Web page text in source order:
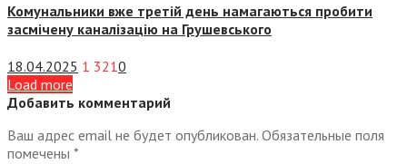
Комунальники вже третій день намагаються пробити
засмічену каналізацію на Грушевського
18.04.2025 1 3210
Load more
Добавить комментарий
Ваш адрес email не будет опубликован. Обязательные поля
помечены *